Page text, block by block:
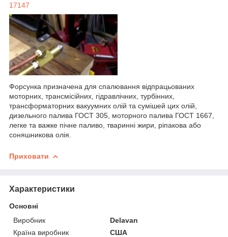
17147
Форсунка призначена для спалювання відпрацьованих
моторних, трансмісійних, гідравлічних, турбінних,
трансформаторних вакуумних олій та сумішей цих олій,
дизельного палива ГОСТ 305, моторного палива ГОСТ 1667,
легке та важке пічне паливо, тваринні жири, ріпакова або
соняшникова олія.
Приховати
Характеристики
Основні
Виробник
Delavan
Країна виробник
США